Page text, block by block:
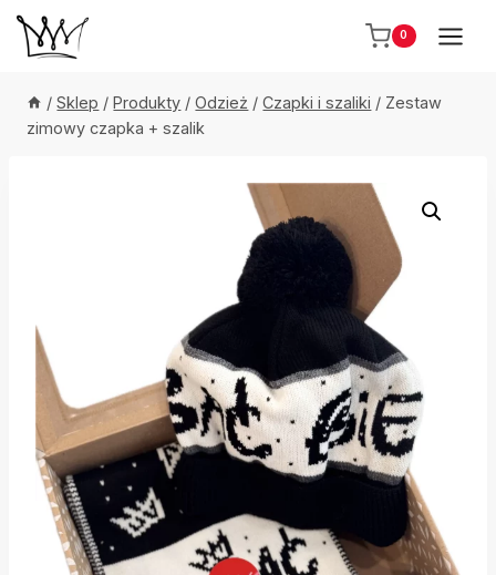
Przejdź
0
/ Sklep / Produkty / Odzież / Czapki i szaliki / Zestaw
zimowy czapka + szalik